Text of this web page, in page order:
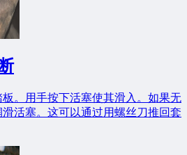
。用手按下活塞使其滑入。如果无
活塞。这可以通过用螺丝刀推回套